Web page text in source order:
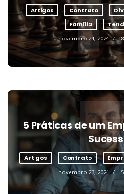
Artigos Contrato
Família
novembro 24, 2024
5 Práticas de um
Artigos Contrato
novembro 23, 2024